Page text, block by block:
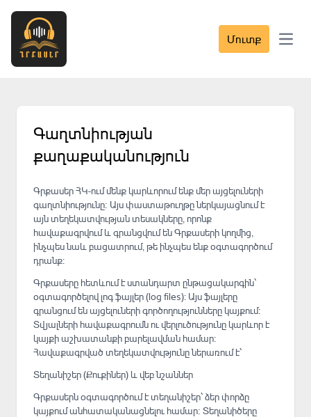
Մուտք Open
Գաղտնիության
քաղաքականություն
Գրքասեր ՀԿ-ում մենք կարևորում ենք մեր այցելուների
գաղտնիությունը։ Այս փաստաթուղթը ներկայացնում է
այն տեղեկատվության տեսակները, որոնք
հավաքագրվում և գրանցվում են Գրքասերի կողմից,
ինչպես նաև բացատրում, թե ինչպես ենք օգտագործում
դրանք։
Գրքասերը հետևում է ստանդարտ ընթացակարգին՝
օգտագործելով լոգ ֆայլեր (log files): Այս ֆայլերը
գրանցում են այցելուների գործողությունները կայքում։
Տվյալների հավաքագրումն ու վերլուծությունը կարևոր է
կայքի աշխատանքի բարելավման համար։
Հավաքագրված տեղեկատվությունը ներառում է՝
Տեղանիշեր (Քուքիներ) և վեբ նշաններ
Գրքասերն օգտագործում է տեղանիշեր՝ ձեր փորձը
կայքում անհատականացնելու համար։ Տեղանիծերը